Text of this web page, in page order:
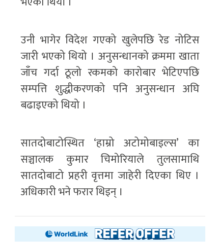
उनी भागेर विदेश गएको खुलेपछि रेड नोटिस
जारी भएको थियो । अनुसन्धानको क्रममा खाता
जाँच गर्दा ठूलो रकमको कारोबार भेटिएपछि
सम्पत्ति शुद्धीकरणको पनि अनुसन्धान अघि
बढाइएको थियो ।
सातदोबाटोस्थित ‘हाम्रो अटोमोबाइल्स’ का
सञ्चालक कुमार चिमोरियाले तुलसामाथि
सातदोबाटो प्रहरी वृत्तमा जाहेरी दिएका थिए ।
अधिकारी भने फरार थिइन् ।